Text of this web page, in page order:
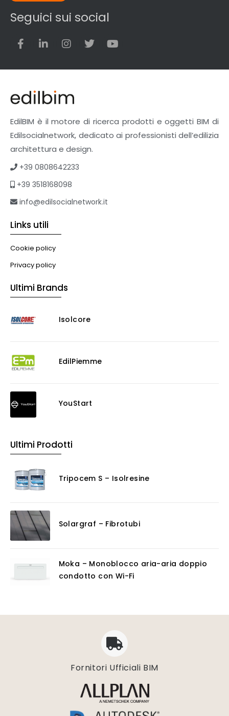
Seguici sui social
EdilBIM è il motore di ricerca prodotti e oggetti BIM di
Edilsocialnetwork, dedicato ai professionisti dell’edilizia
architettura e design.
+39 0808642233
+39 3518168098
info@edilsocialnetwork.it
Links utili
Cookie policy
Privacy policy
Ultimi Brands
Isolcore
EdilPiemme
YouStart
Ultimi Prodotti
Tripocem S – Isolresine
Solargraf – Fibrotubi
Moka – Monoblocco aria-aria doppio
condotto con Wi-Fi
Fornitori Ufficiali BIM